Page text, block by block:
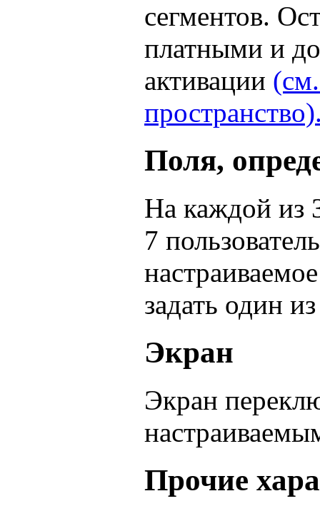
сегментов.
платными и
активации
Поля,
На каждой из
7
задать один
Экран
Экран
Прочие